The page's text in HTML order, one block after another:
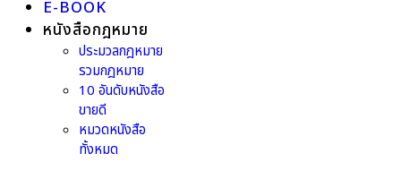
E-BOOK
หนังสือกฎหมาย
ประมวลกฎหมาย
รวมกฎหมาย
10 อันดับหนังสือ
ขายดี
หมวดหนังสือ
ทั้งหมด